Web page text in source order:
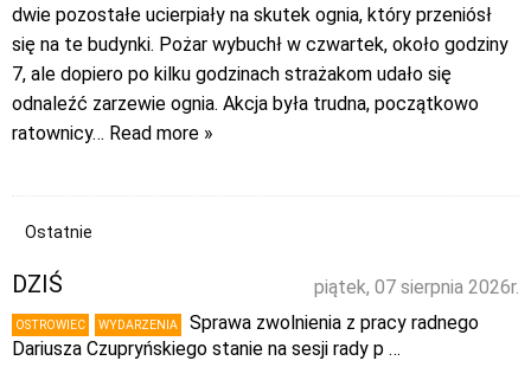
dwie pozostałe ucierpiały na skutek ognia, który przeniósł
się na te budynki. Pożar wybuchł w czwartek, około godziny
7, ale dopiero po kilku godzinach strażakom udało się
odnaleźć zarzewie ognia. Akcja była trudna, początkowo
ratownicy… Read more »
Ostatnie
piątek, 07 sierpnia 2026r.
DZIŚ
OSTROWIEC WYDARZENIA
Sprawa zwolnienia z pracy radnego
Dariusza Czupryńskiego stanie na sesji rady p …